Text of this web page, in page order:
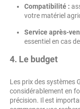
Compatibilité :
votre matériel
Service après-
essentiel en cas
4. Le budget
Les prix des systèmes
considérablement en
précision. Il est